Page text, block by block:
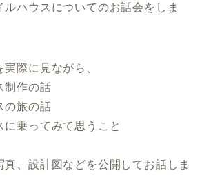
ルハウスについてのお話会をしま
際に見ながら、
制作の話
の旅の話
に乗ってみて思うこと
、設計図などを公開してお話しま